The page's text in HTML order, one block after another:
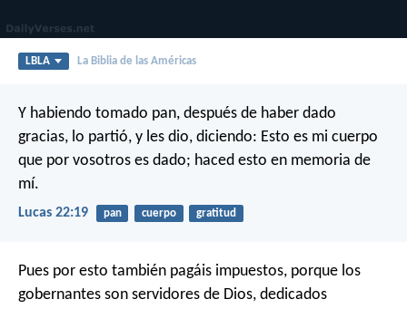
LBLA La Biblia de las Américas
Y habiendo tomado pan, después de haber dado
gracias, lo partió, y les dio, diciendo: Esto es mi cuerpo
que por vosotros es dado; haced esto en memoria de
mí.
Lucas 22:19 pan cuerpo gratitud
Pues por esto también pagáis impuestos, porque los
gobernantes son servidores de Dios, dedicados